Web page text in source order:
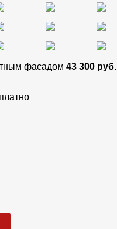
фасадом 43 300 руб.